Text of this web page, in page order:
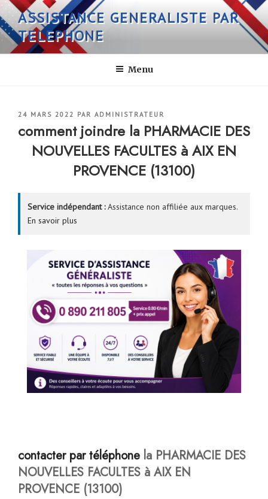
Aller
au
contenu
principal
ASSISTANCE GENERALISTE PAR
TELEPHONE
Menu
PUBLIÉ
24 MARS 2022 PAR ADMINISTRATEUR
comment joindre la PHARMACIE DES
NOUVELLES FACULTES à AIX EN
PROVENCE (13100)
Service indépendant :Assistance non affiliée aux marques.
En savoir plus
contacter par téléphone la PHARMACIE DES
NOUVELLES FACULTES à AIX EN
PROVENCE (13100)